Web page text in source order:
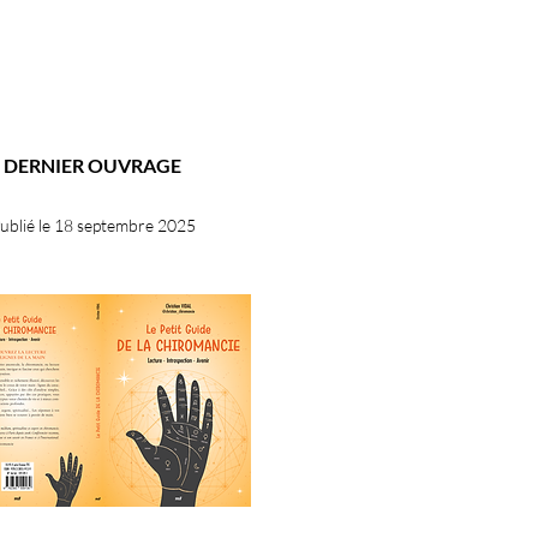
DERNIER OUVRAGE
le 18 septembre 2025